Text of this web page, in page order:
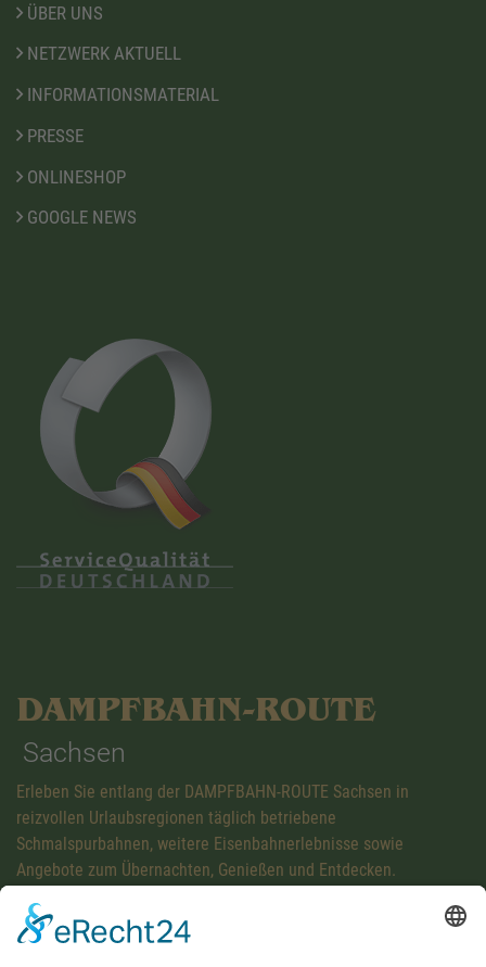
ÜBER UNS
NETZWERK AKTUELL
INFORMATIONSMATERIAL
PRESSE
ONLINESHOP
GOOGLE NEWS
DAMPFBAHN-ROUTE
Sachsen
Erleben Sie entlang der DAMPFBAHN-ROUTE Sachsen in
reizvollen Urlaubsregionen täglich betriebene
Schmalspurbahnen, weitere Eisenbahnerlebnisse sowie
Angebote zum Übernachten, Genießen und Entdecken.